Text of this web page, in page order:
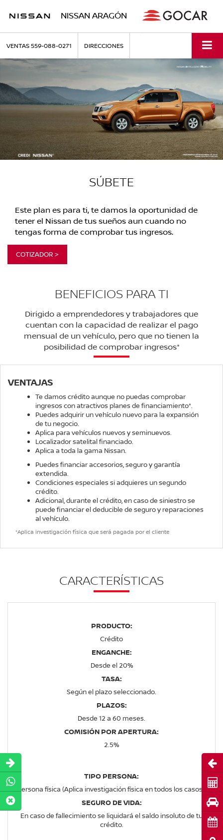
NISSAN ARAGÓN
VENTAS559-088-0271 DIRECCIONES
SÚBETE
Este plan es para ti, te damos la oportunidad de
tener el Nissan de tus sueños aun cuando no
tengas forma de comprobar tus ingresos.
COTIZADOR >
BENEFICIOS PARA TI
Dirigido a emprendedores y trabajadores que
cuentan con la capacidad de realizar el pago
mensual de un vehículo, pero que no tienen la
posibilidad de comprobar ingresos*
VENTAJAS
Te damos crédito aunque no puedas comprobar
ingresos con atractivos planes de financiamiento*.
Puedes adquirir un vehículo nuevo para la expansión
de tu negocio.
Aplica para vehículos nuevos y seminuevos.
Localizador satelital financiado.
Aplica a toda la gama Nissan.
Puedes financiar accesorios, seguro y garantía
extendida.
Condiciones especiales si adquieres un segundo
crédito.
Adicional, durante el crédito, en caso de siniestro se
puede financiar el deducible de seguro y reparaciones
al vehículo.
*Aplica investigación física que será pagada por el cliente
CARACTERÍSTICAS
PRODUCTO:
Crédito
ENGANCHE:
Desde el 20%
TASA:
Según el plazo seleccionado.
PLAZOS:
Desde 12 a 60 meses.
COMISIÓN POR APERTURA:
2.5%
TIPO PERSONA:
Persona física (Aplica investigación física en todos los casos).
SEGURO DE VIDA:
En caso de fallecimiento se liquidará el saldo insoluto de tu
crédito.